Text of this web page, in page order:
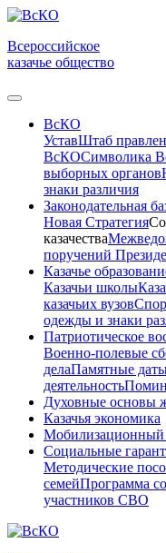
Всероссийское
казачье общество
ВсКО
УставШтаб
ВсКОСимволика
выборных органов
знаки различия
Законодательная
Новая Стратегия
казачества
поручений
Казачье
Казачьи школы
казачьих вузов
одежды и знаки
Патриотическое
Военно-полевые
делаПамятные
деятельность
Духовные основы
Казачья экономика
Мобилизационный
Социальные
Методические
семейПрограмма
участников СВО